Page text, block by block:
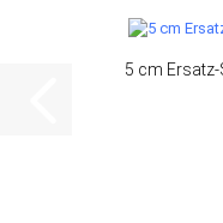
5 cm